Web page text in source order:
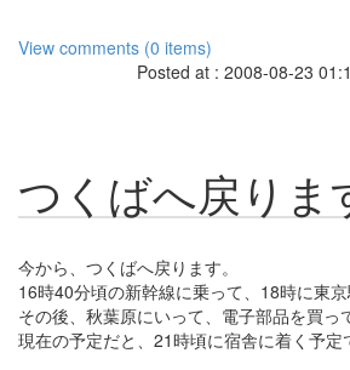
View comments (0 items)
Posted at : 2008-08-23
つくばへ戻りま
今から、つくばへ戻ります。
16時40分頃の新幹線に乗って、18時に東京
その後、秋葉原にいって、電子部品を買っ
現在の予定だと、21時頃に宿舎に着く予定